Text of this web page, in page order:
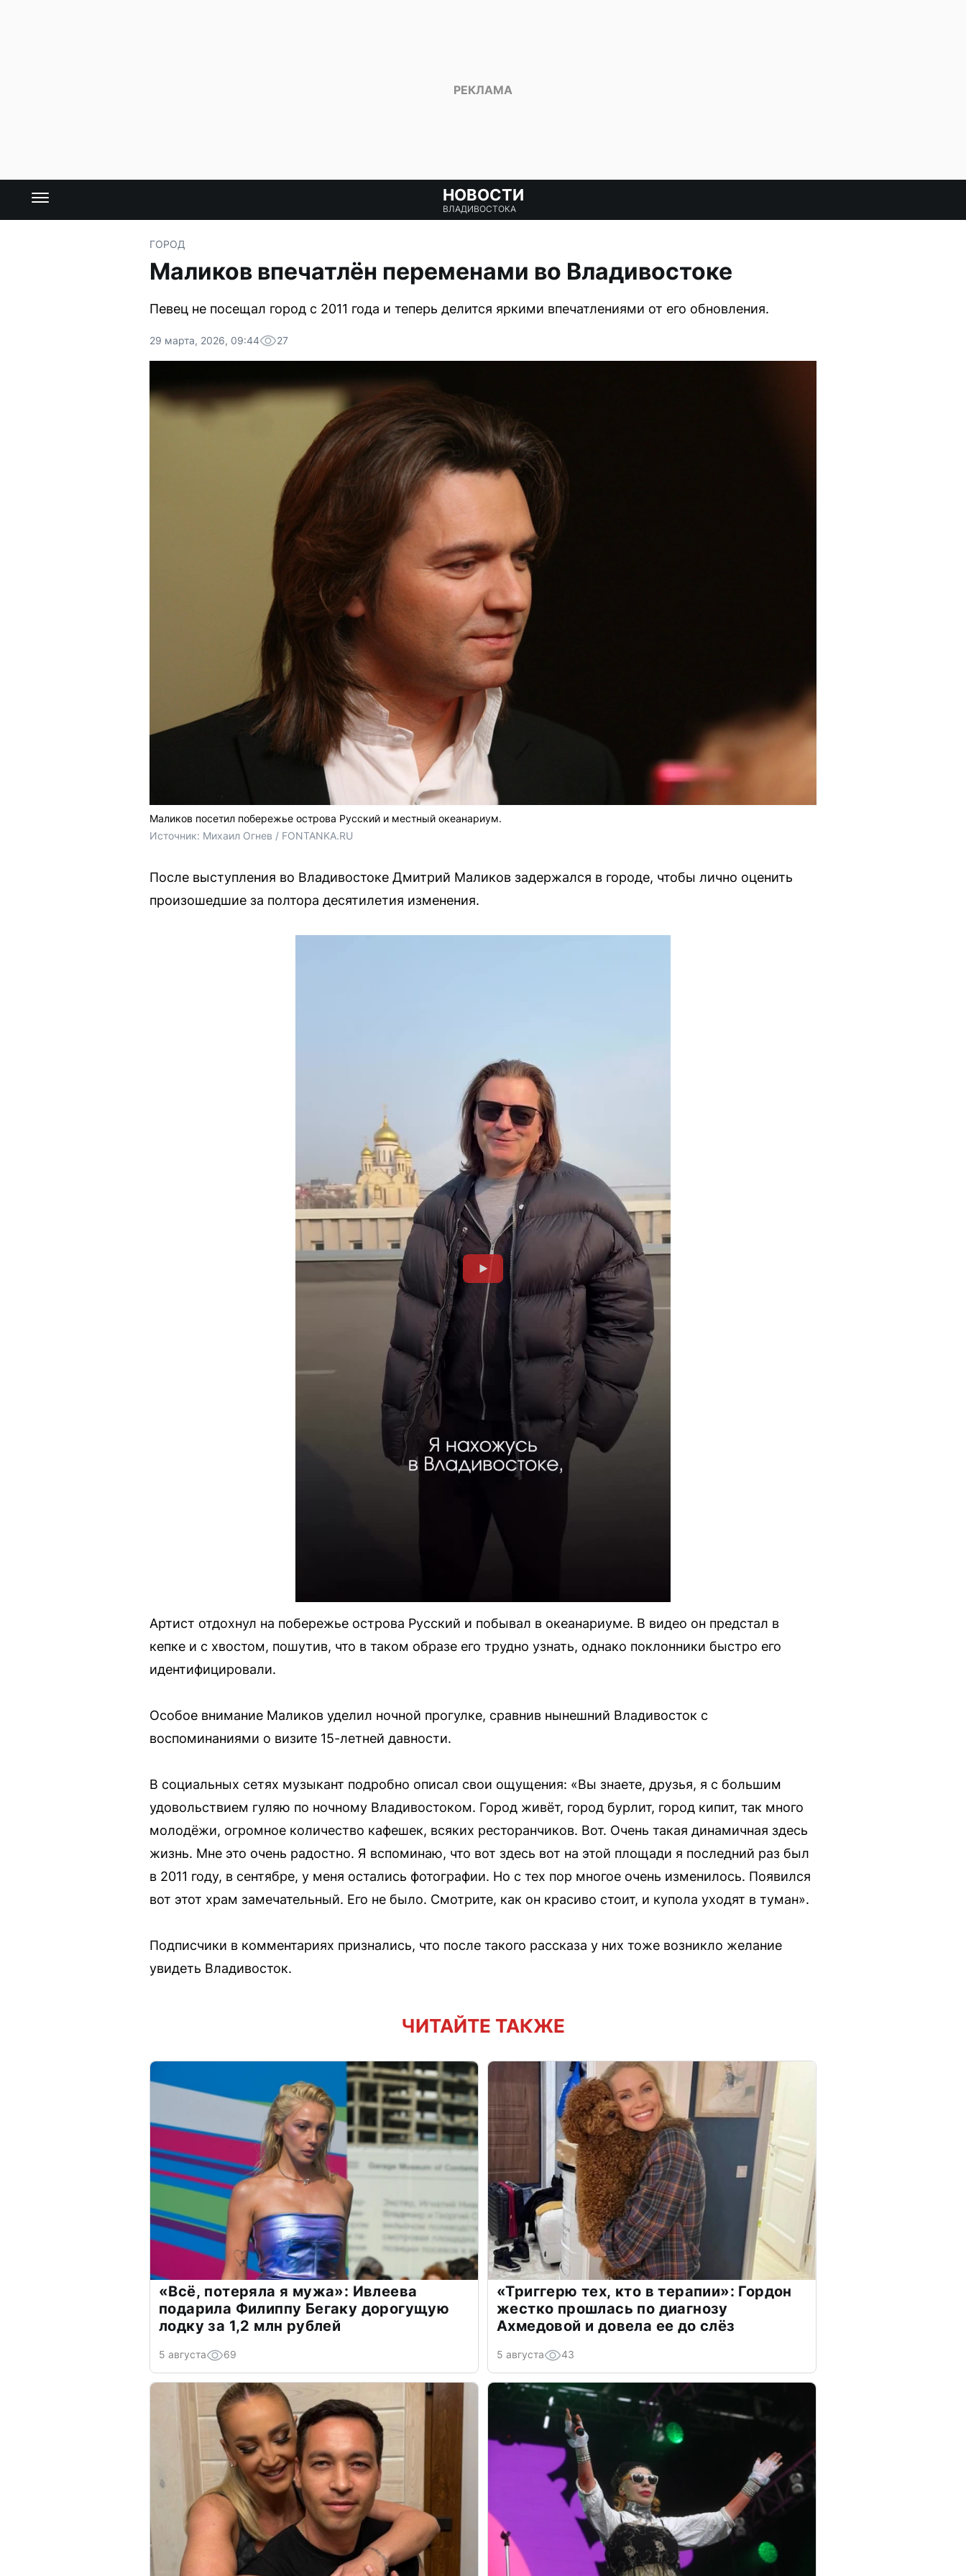
НОВОСТИ
ВЛАДИВОСТОКА
ГОРОД
Маликов впечатлён переменами во Владивостоке
Певец не посещал город с 2011 года и теперь делится яркими впечатлениями от его обновления.
29 марта, 2026, 09:44 27
Маликов посетил побережье острова Русский и местный океанариум.
Источник: Михаил Огнев / FONTANKA.RU
После выступления во Владивостоке Дмитрий Маликов задержался в городе, чтобы лично оценить
произошедшие за полтора десятилетия изменения.
Артист отдохнул на побережье острова Русский и побывал в океанариуме. В видео он предстал в
кепке и с хвостом, пошутив, что в таком образе его трудно узнать, однако поклонники быстро его
идентифицировали.
Особое внимание Маликов уделил ночной прогулке, сравнив нынешний Владивосток с
воспоминаниями о визите 15-летней давности.
В социальных сетях музыкант подробно описал свои ощущения: «Вы знаете, друзья, я с большим
удовольствием гуляю по ночному Владивостоком. Город живёт, город бурлит, город кипит, так много
молодёжи, огромное количество кафешек, всяких ресторанчиков. Вот. Очень такая динамичная здесь
жизнь. Мне это очень радостно. Я вспоминаю, что вот здесь вот на этой площади я последний раз был
в 2011 году, в сентябре, у меня остались фотографии. Но с тех пор многое очень изменилось. Появился
вот этот храм замечательный. Его не было. Смотрите, как он красиво стоит, и купола уходят в туман».
Подписчики в комментариях признались, что после такого рассказа у них тоже возникло желание
увидеть Владивосток.
ЧИТАЙТЕ ТАКЖЕ
«Всё, потеряла я мужа»: Ивлеева
подарила Филиппу Бегаку дорогущую
лодку за 1,2 млн рублей
5 августа 69
«Триггерю тех, кто в терапии»: Гордон
жестко прошлась по диагнозу
Ахмедовой и довела ее до слёз
5 августа 43